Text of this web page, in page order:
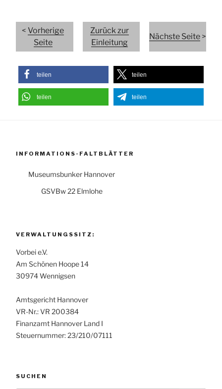
<Vorherige
Seite
Zurück zur
Einleitung
Nächste Seite >
teilen teilen
teilen teilen
INFORMATIONS-FALTBLÄTTER
Museumsbunker Hannover
GSVBw 22 Elmlohe
VERWALTUNGSSITZ:
Vorbei e.V.
Am Schönen Hoope 14
30974 Wennigsen
Amtsgericht Hannover
VR-Nr.: VR 200384
Finanzamt Hannover Land I
Steuernummer: 23/210/07111
SUCHEN